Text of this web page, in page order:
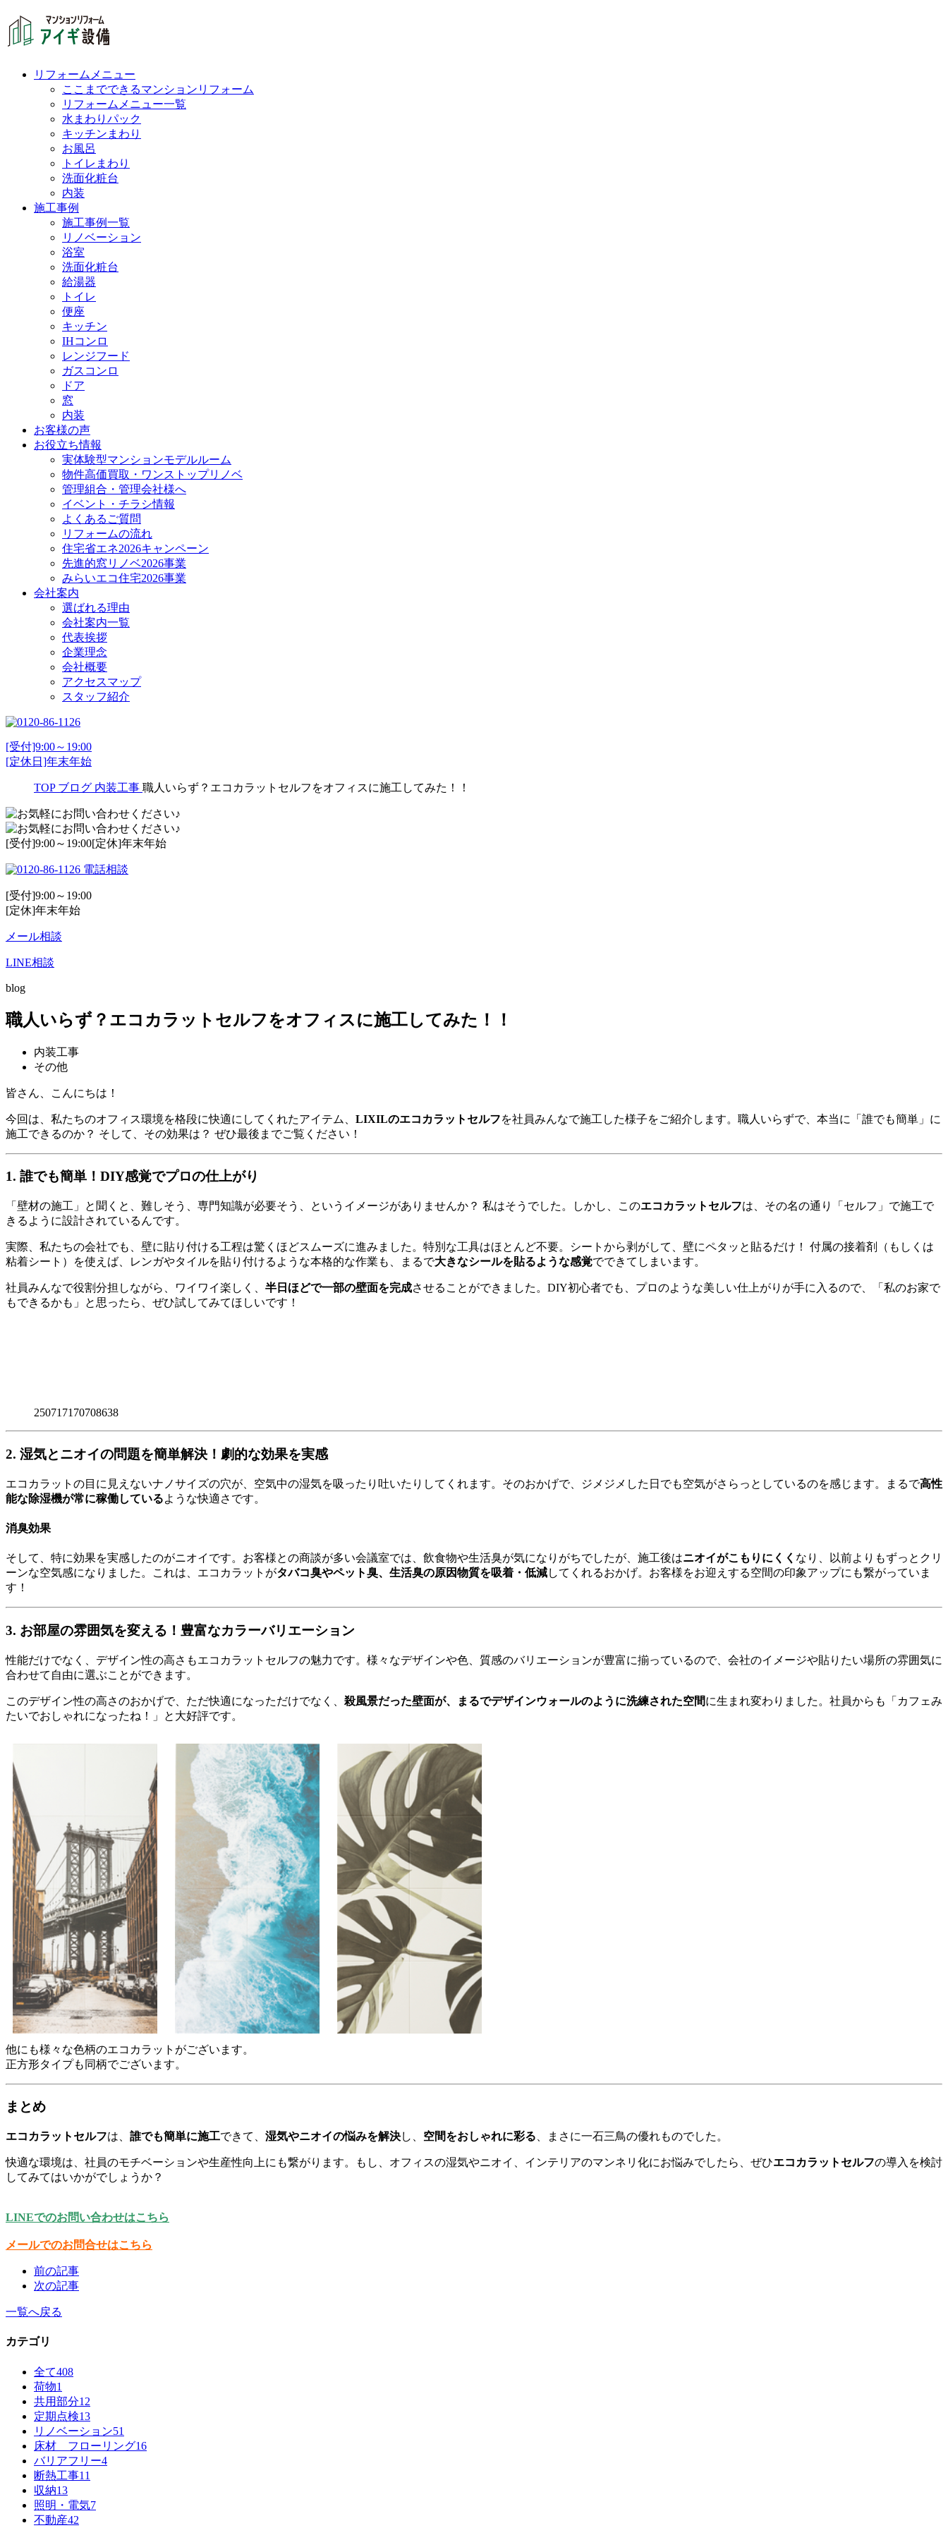
リフォームメニュー
ここまでできるマンションリフォーム
リフォームメニュー一覧
水まわりパック
キッチンまわり
お風呂
トイレまわり
洗面化粧台
内装
施工事例
施工事例一覧
リノベーション
浴室
洗面化粧台
給湯器
トイレ
便座
キッチン
IHコンロ
レンジフード
ガスコンロ
ドア
窓
内装
お客様の声
お役立ち情報
実体験型マンションモデルルーム
物件高価買取・ワンストップリノベ
管理組合・管理会社様へ
イベント・チラシ情報
よくあるご質問
リフォームの流れ
住宅省エネ2026キャンペーン
先進的窓リノベ2026事業
みらいエコ住宅2026事業
会社案内
選ばれる理由
会社案内一覧
代表挨拶
企業理念
会社概要
アクセスマップ
スタッフ紹介
[受付]9:00～19:00
[定休日]年末年始
TOP ブログ 内装工事 職人いらず？エコカラットセルフをオフィスに施工してみた！！
[受付]9:00～19:00[定休]年末年始
電話相談
[受付]9:00～19:00
[定休]年末年始
メール相談
LINE相談
blog
職人いらず？エコカラットセルフをオフィスに施工してみた！！
内装工事
その他
皆さん、こんにちは！
今回は、私たちのオフィス環境を格段に快適にしてくれたアイテム、 LIXILのエコカラットセルフを社員みんなで施工した様子をご紹介します。職人いらずで、本当に「誰でも簡単」に
施工できるのか？ そして、その効果は？ ぜひ最後までご覧ください！
1. 誰でも簡単！DIY感覚でプロの仕上がり
「壁材の施工」と聞くと、難しそう、専門知識が必要そう、というイメージがありませんか？ 私はそうでした。しかし、このエコカラットセルフは、その名の通り「セルフ」で施工で
きるように設計されているんです。
実際、私たちの会社でも、壁に貼り付ける工程は驚くほどスムーズに進みました。特別な工具はほとんど不要。シートから剥がして、壁にペタッと貼るだけ！ 付属の接着剤（もしくは
粘着シート）を使えば、レンガやタイルを貼り付けるような本格的な作業も、まるで大きなシールを貼るような感覚でできてしまいます。
社員みんなで役割分担しながら、ワイワイ楽しく、 半日ほどで一部の壁面を完成させることができました。DIY初心者でも、プロのような美しい仕上がりが手に入るので、「私のお家で
もできるかも」と思ったら、ぜひ試してみてほしいです！
250717170708638
2. 湿気とニオイの問題を簡単解決！劇的な効果を実感
エコカラットの目に見えないナノサイズの穴が、空気中の湿気を吸ったり吐いたりしてくれます。そのおかげで、ジメジメした日でも空気がさらっとしているのを感じます。まるで高性
能な除湿機が常に稼働しているような快適さです。
消臭効果
そして、特に効果を実感したのがニオイです。お客様との商談が多い会議室では、飲食物や生活臭が気になりがちでしたが、施工後はニオイがこもりにくく なり、以前よりもずっとクリ
ーンな空気感になりました。これは、エコカラットがタバコ臭やペット臭、生活臭の原因物質を吸着・低減してくれるおかげ。お客様をお迎えする空間の印象アップにも繋がっていま
す！
3. お部屋の雰囲気を変える！豊富なカラーバリエーション
性能だけでなく、デザイン性の高さもエコカラットセルフの魅力です。様々なデザインや色、質感のバリエーションが豊富に揃っているので、会社のイメージや貼りたい場所の雰囲気に
合わせて自由に選ぶことができます。
このデザイン性の高さのおかげで、ただ快適になっただけでなく、 殺風景だった壁面が、まるでデザインウォールのように洗練された空間に生まれ変わりました。社員からも「カフェみ
たいでおしゃれになったね！」と大好評です。
他にも様々な色柄のエコカラットがございます。
正方形タイプも同柄でございます。
まとめ
エコカラットセルフは、 誰でも簡単に施工できて、 湿気やニオイの悩みを解決し、 空間をおしゃれに彩る 、まさに一石三鳥の優れものでした。
快適な環境は、社員のモチベーションや生産性向上にも繋がります。もし、オフィスの湿気やニオイ、インテリアのマンネリ化にお悩みでしたら、ぜひエコカラットセルフの導入を検討
してみてはいかがでしょうか？
LINEでのお問い合わせはこちら
メールでのお問合せはこちら
前の記事
次の記事
一覧へ戻る
カテゴリ
全て408
荷物1
共用部分12
定期点検13
リノベーション51
床材 フローリング16
バリアフリー4
断熱工事11
収納13
照明・電気7
不動産42